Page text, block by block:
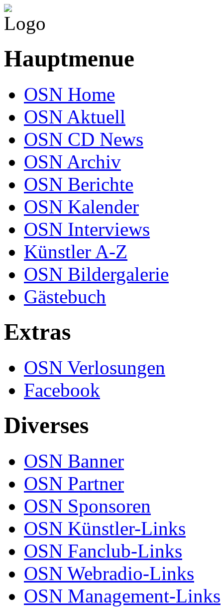
Hauptmenue
OSN Home
OSN Aktuell
OSN CD News
OSN Archiv
OSN Berichte
OSN Kalender
OSN Interviews
Künstler A-Z
OSN Bildergalerie
Gästebuch
Extras
OSN Verlosungen
Facebook
Diverses
OSN Banner
OSN Partner
OSN Sponsoren
OSN Künstler-Links
OSN Fanclub-Links
OSN Webradio-Links
OSN Management-Links